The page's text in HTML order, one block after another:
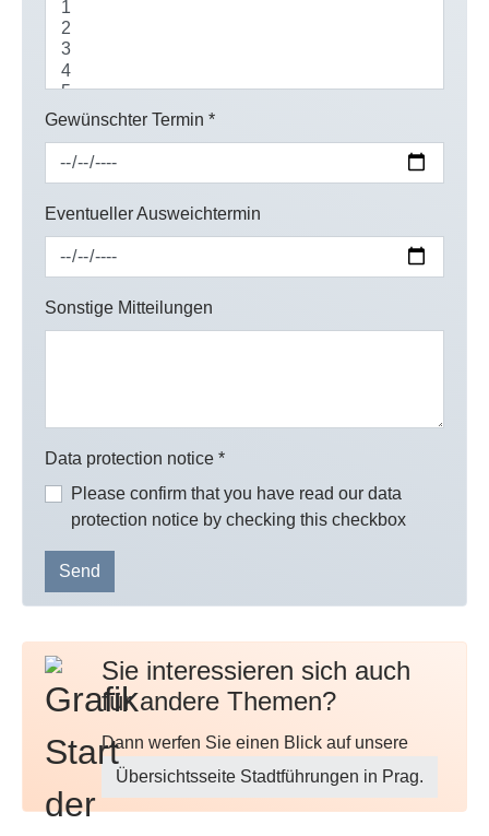
Gewünschter Termin *
Eventueller Ausweichtermin
Sonstige Mitteilungen
Data protection notice *
Please confirm that you have read our data
protection notice by checking this checkbox
Send
Sie interessieren sich auch
für andere Themen?
Dann werfen Sie einen Blick auf unsere
Übersichtsseite Stadtführungen in Prag.